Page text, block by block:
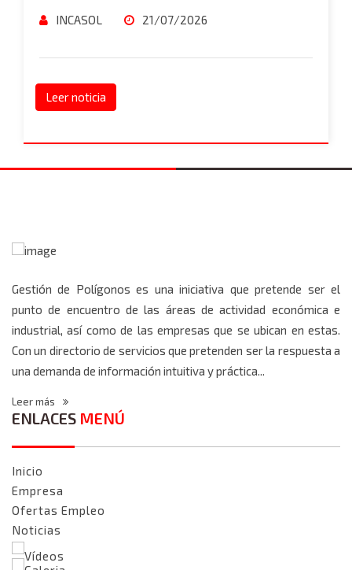
INCASOL 21/07/2026
Leer noticia
Gestión de Polígonos es una iniciativa que pretende ser el
punto de encuentro de las áreas de actividad económica e
industrial, así como de las empresas que se ubican en estas.
Con un directorio de servicios que pretenden ser la respuesta a
una demanda de información intuitiva y práctica...
Leer más
ENLACES MENÚ
Inicio
Empresa
Ofertas Empleo
Noticias
Vídeos